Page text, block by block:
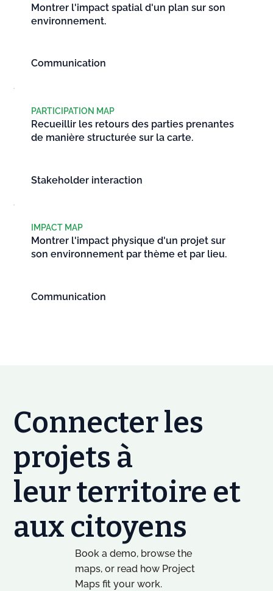
Connecter les
projets à
leur territoire et
aux citoyens
Book a demo, browse the
maps, or read how Project
Maps fit your work.
Montrer l'impact spatial d'un plan sur son
environnement.
Communication
PARTICIPATION MAP
Recueillir les retours des parties prenantes
de manière structurée sur la carte.
Stakeholder interaction
IMPACT MAP
Montrer l'impact physique d'un projet sur
son environnement par thème et par lieu.
Communication